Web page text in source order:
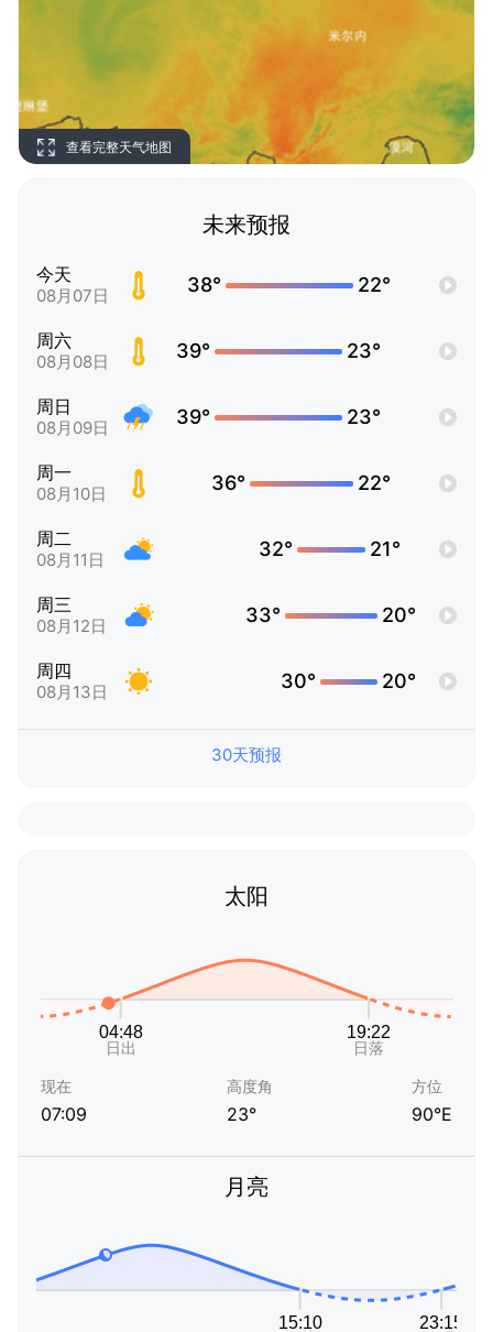
查看完整天气地图
未来预报
今天
08月07日 38° 22°
周六
08月08日 39° 23°
周日
08月09日 39° 23°
周一
08月10日 36° 22°
周二
08月11日 32° 21°
周三
08月12日 33° 20°
周四
08月13日 30° 20°
30天预报
太阳
现在
07:09
高度角
23°
方位
90°E
月亮